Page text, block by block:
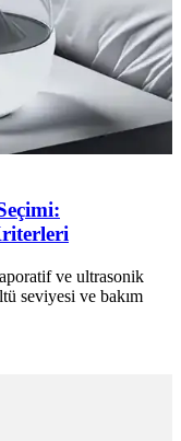
ve ultrasonik
seviyesi ve bakım